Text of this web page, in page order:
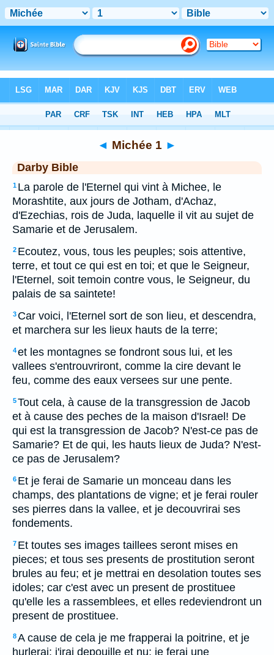
> Michée 1
◄ Michée 1 ►
Darby Bible
1 La parole de l'Eternel qui vint à Michee, le
Morashtite, aux jours de Jotham, d'Achaz,
d'Ezechias, rois de Juda, laquelle il vit au sujet de
Samarie et de Jerusalem.
2 Ecoutez, vous, tous les peuples; sois attentive,
terre, et tout ce qui est en toi; et que le Seigneur,
l'Eternel, soit temoin contre vous, le Seigneur, du
palais de sa saintete!
3 Car voici, l'Eternel sort de son lieu, et descendra,
et marchera sur les lieux hauts de la terre;
4et les montagnes se fondront sous lui, et les
vallees s'entrouvriront, comme la cire devant le
feu, comme des eaux versees sur une pente.
5Tout cela, à cause de la transgression de Jacob
et à cause des peches de la maison d'Israel! De
qui est la transgression de Jacob? N'est-ce pas de
Samarie? Et de qui, les hauts lieux de Juda? N'est-
ce pas de Jerusalem?
6 Et je ferai de Samarie un monceau dans les
champs, des plantations de vigne; et je ferai rouler
ses pierres dans la vallee, et je decouvrirai ses
fondements.
7 Et toutes ses images taillees seront mises en
pieces; et tous ses presents de prostitution seront
brules au feu; et je mettrai en desolation toutes ses
idoles; car c'est avec un present de prostituee
qu'elle les a rassemblees, et elles redeviendront un
present de prostituee.
8A cause de cela je me frapperai la poitrine, et je
hurlerai; j'irai depouille et nu; je ferai une